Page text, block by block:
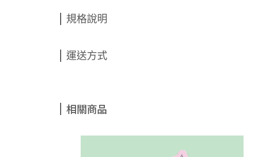
規格說明
運送方式
相關商品